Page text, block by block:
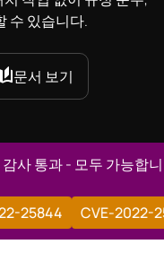
수 있습니다.
문서 보기
사 통과 - 모두 가능합니
2022-25844 CVE-